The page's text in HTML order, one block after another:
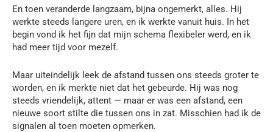
En toen veranderde langzaam, bijna ongemerkt, alles. Hij
werkte steeds langere uren, en ik werkte vanuit huis. In het
begin vond ik het fijn dat mijn schema flexibeler werd, en ik
had meer tijd voor mezelf.
Maar uiteindelijk leek de afstand tussen ons steeds groter te
worden, en ik merkte niet dat het gebeurde. Hij was nog
steeds vriendelijk, attent — maar er was een afstand, een
nieuwe soort stilte die tussen ons in zat. Misschien had ik de
signalen al toen moeten opmerken.